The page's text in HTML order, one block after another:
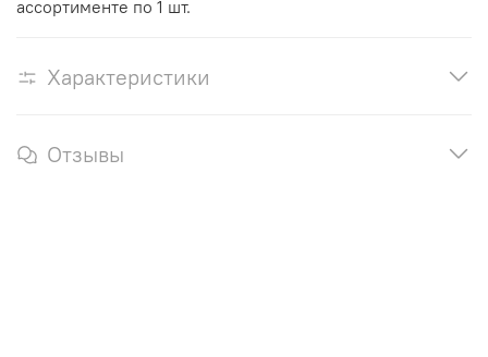
ассортименте по 1 шт.
Характеристики
Отзывы